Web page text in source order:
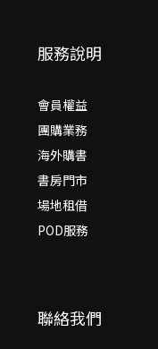
服務說明
會員權益
團購業務
海外購書
書房門市
場地租借
POD服務
聯絡我們